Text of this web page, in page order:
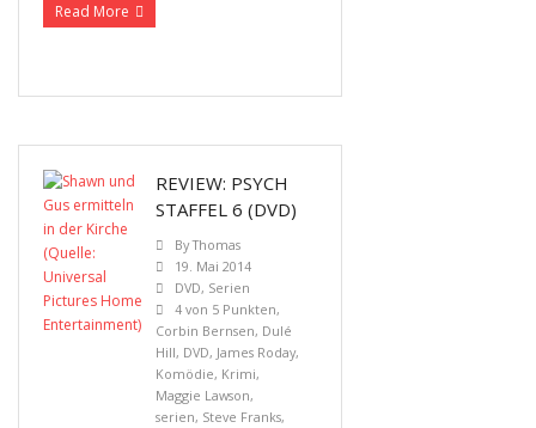
Read More
REVIEW: PSYCH
STAFFEL 6 (DVD)
ByThomas
19. Mai 2014
DVD, Serien
4 von 5 Punkten,
Corbin Bernsen, Dulé
Hill, DVD, James Roday,
Komödie, Krimi,
Maggie Lawson,
serien, Steve Franks,